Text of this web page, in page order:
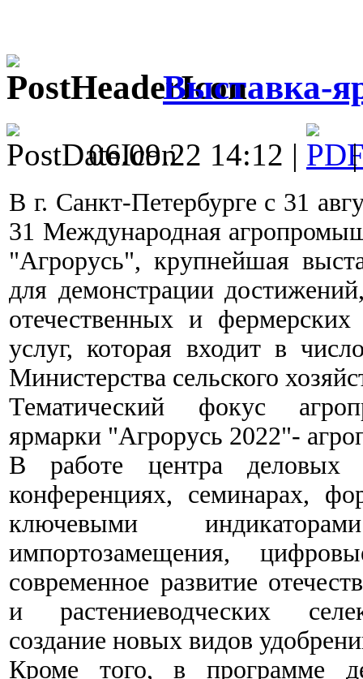
Выставка-
06.09.22 14:12 |
В г. Санкт-Петербурге с 31
31 Международная
"Агрорусь", крупнейшая
для демонстрации
отечественных и
услуг, которая входит в
Министерства сельского
Тематический фокус
ярмарки "Агрорусь 2022"-
В работе центра деловых
конференциях, семинарах,
ключевыми
импортозамещения,
современное развитие
и растениеводческих
создание новых видов
Кроме того, в программе